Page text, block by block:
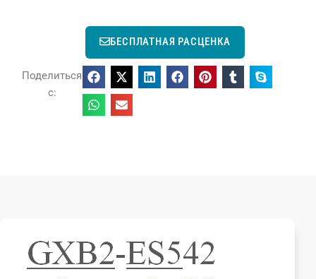
БЕСПЛАТНАЯ РАСЦЕНКА
Поделиться
с: